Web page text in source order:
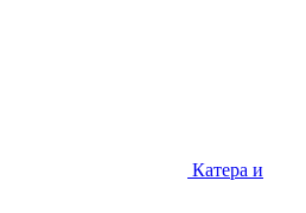
Катера и